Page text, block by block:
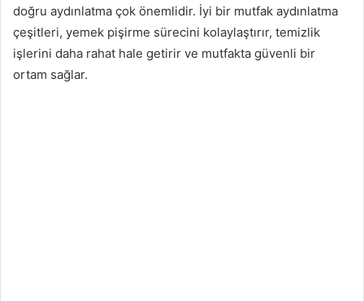
doğru aydınlatma çok önemlidir. İyi bir mutfak aydınlatma
çeşitleri, yemek pişirme sürecini kolaylaştırır, temizlik
işlerini daha rahat hale getirir ve mutfakta güvenli bir
ortam sağlar.